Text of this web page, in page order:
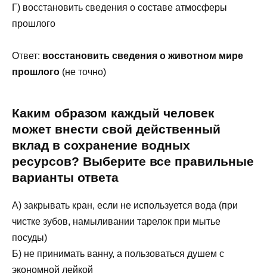
Г) восстановить сведения о составе атмосферы
прошлого
Ответ: восстановить сведения о животном мире
прошлого (не точно)
Каким образом каждый человек
может внести свой действенный
вклад в сохранение водных
ресурсов? Выберите все правильные
варианты ответа
А) закрывать кран, если не используется вода (при
чистке зубов, намыливании тарелок при мытье
посуды)
Б) не принимать ванну, а пользоваться душем с
экономной лейкой